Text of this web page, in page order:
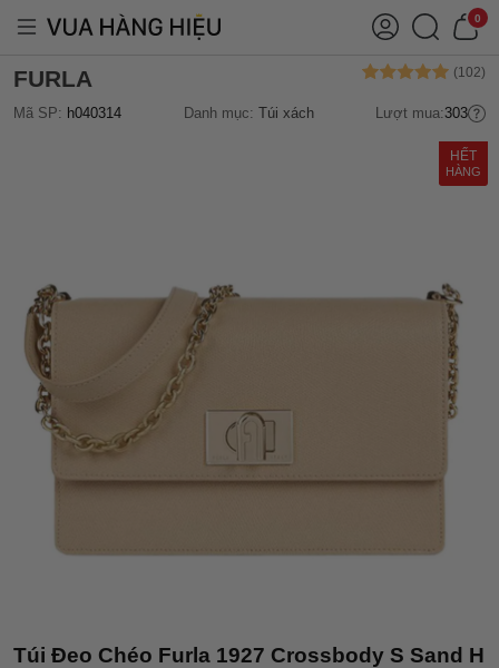
0
FURLA
Mã SP: h040314 Danh mục: Túi xách Lượt mua:303
HẾT
HÀNG
Túi Đeo Chéo Furla 1927 Crossbody S Sand H